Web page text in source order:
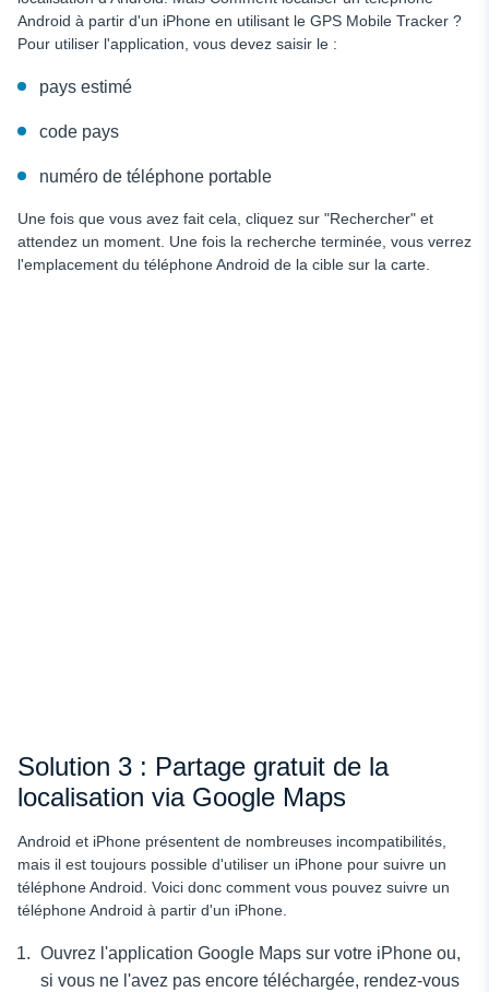
Android à partir d'un iPhone en utilisant le GPS Mobile Tracker ?
Pour utiliser l'application, vous devez saisir le :
pays estimé
code pays
numéro de téléphone portable
Une fois que vous avez fait cela, cliquez sur "Rechercher" et
attendez un moment. Une fois la recherche terminée, vous verrez
l'emplacement du téléphone Android de la cible sur la carte.
Solution 3 : Partage gratuit de la
localisation via Google Maps
Android et iPhone présentent de nombreuses incompatibilités,
mais il est toujours possible d'utiliser un iPhone pour suivre un
téléphone Android. Voici donc comment vous pouvez suivre un
téléphone Android à partir d'un iPhone.
Ouvrez l'application Google Maps sur votre iPhone ou,
si vous ne l'avez pas encore téléchargée, rendez-vous